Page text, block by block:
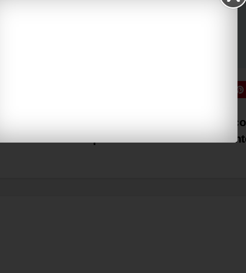
Direttiva Habitat, Confeuro:
colonna portante della tutela